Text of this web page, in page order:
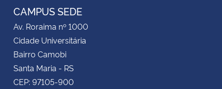
CAMPUS SEDE
Av. Roraima nº 1000
Cidade Universitária
Bairro Camobi
Santa Maria - RS
CEP: 97105-900